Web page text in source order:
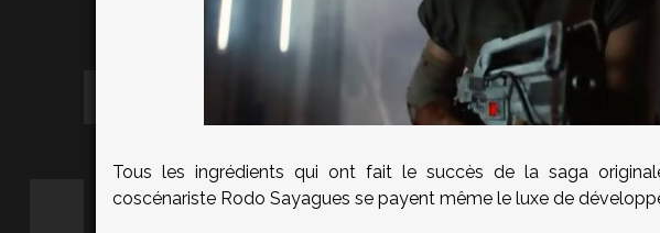
Tous les ingrédients qui ont fait le succès de la saga
coscénariste Rodo Sayagues se payent même le luxe de